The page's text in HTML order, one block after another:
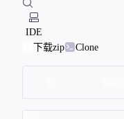
IDE
下载zip
Clone